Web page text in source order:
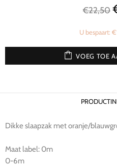
€22,50
U bespaart:
VOEG TOE
Dikke slaapzak met oranje/
Maat label: 0m
0-6m